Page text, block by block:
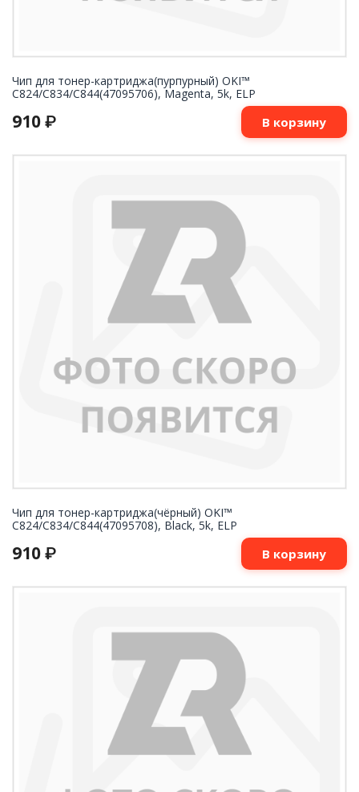
Чип для тонер-картриджа(пурпурный) OKI™
C824/C834/C844(47095706), Magenta, 5k, ELP
910 ₽ В корзину
Чип для тонер-картриджа(чёрный) OKI™
C824/C834/C844(47095708), Black, 5k, ELP
910 ₽ В корзину